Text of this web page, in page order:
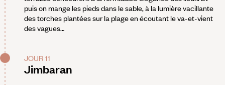
puis on mange les pieds dans le sable, à la lumière vacillante
des torches plantées sur la plage en écoutant le va-et-vient
des vagues…
JOUR 11
Jimbaran